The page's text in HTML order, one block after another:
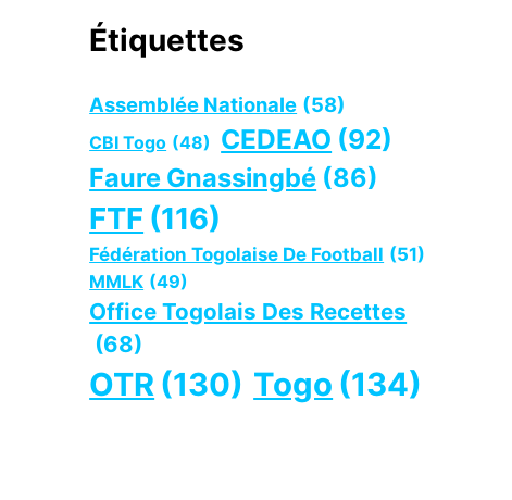
Étiquettes
Assemblée Nationale (58)
CBI Togo (48) CEDEAO (92)
Faure Gnassingbé (86)
FTF (116)
Fédération Togolaise De Football (51)
MMLK (49)
Office Togolais Des Recettes
(68)
OTR (130) Togo (134)